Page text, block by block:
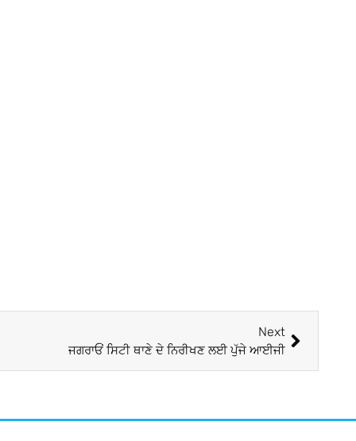
Next
ਜਗਰਾਓਂ ਸਿਟੀ ਥਾਣੇ ਦੇ ਨਿਰੀਖਣ ਲਈ ਪੁੱਜੇ ਆਈਜੀ